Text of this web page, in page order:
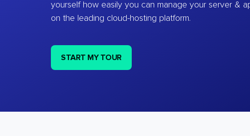
yourself how easily you can manage your server &
on the leading cloud-hosting platform.
START MY TOUR